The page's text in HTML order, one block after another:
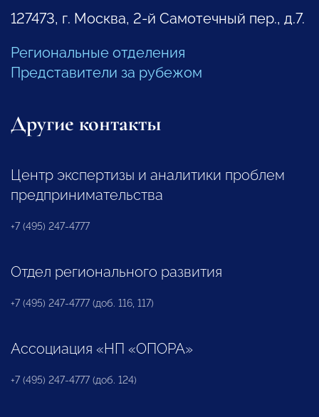
127473, г. Москва, 2-й Самотечный пер., д.7.
Региональные отделения
Представители за рубежом
Другие контакты
Центр экспертизы и аналитики проблем
предпринимательства
+7 (495) 247-4777
Отдел регионального развития
+7 (495) 247-4777 (доб. 116, 117)
Ассоциация «НП «ОПОРА»
+7 (495) 247-4777 (доб. 124)